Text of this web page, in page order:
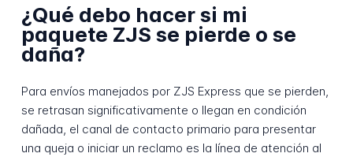
¿Qué debo hacer si mi
paquete ZJS se pierde o se
daña?
Para envíos manejados por ZJS Express que se pierden,
se retrasan significativamente o llegan en condición
dañada, el canal de contacto primario para presentar
una queja o iniciar un reclamo es la línea de atención al